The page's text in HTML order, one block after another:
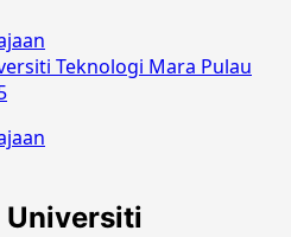
Teknologi Mara Pulau
Universiti